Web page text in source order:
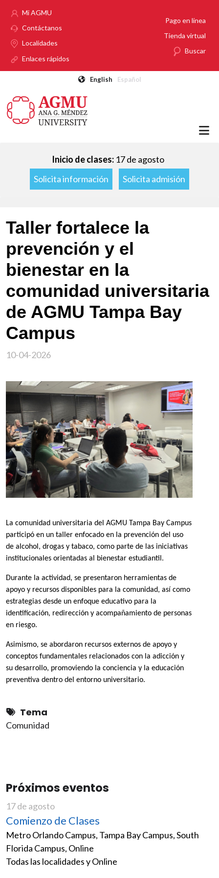
Mi AGMU
Contáctanos
Localidades
Enlaces rápidos
Pago en línea
Tienda virtual
Buscar
English Español
Inicio de clases: 17 de agosto
Solicita información
Solicita admisión
Taller fortalece la
prevención y el
bienestar en la
comunidad universitaria
de AGMU Tampa Bay
Campus
10-04-2026
Imagen
La comunidad universitaria del AGMU Tampa Bay Campus
participó en un taller enfocado en la prevención del uso
de alcohol, drogas y tabaco, como parte de las iniciativas
institucionales orientadas al bienestar estudiantil.
Durante la actividad, se presentaron herramientas de
apoyo y recursos disponibles para la comunidad, así como
estrategias desde un enfoque educativo para la
identificación, redirección y acompañamiento de personas
en riesgo.
Asimismo, se abordaron recursos externos de apoyo y
conceptos fundamentales relacionados con la adicción y
su desarrollo, promoviendo la conciencia y la educación
preventiva dentro del entorno universitario.
Tema
Comunidad
Próximos eventos
17 de agosto
Comienzo de Clases
Metro Orlando Campus, Tampa Bay Campus, South
Florida Campus, Online
Todas las localidades y Online